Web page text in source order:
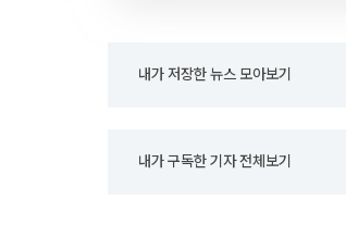
내가 저장한 뉴스 모아보기
내가 구독한 기자 전체보기